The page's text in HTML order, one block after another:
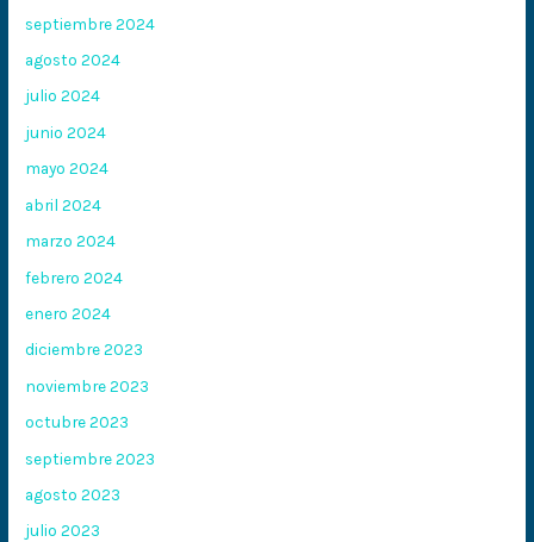
septiembre 2024
agosto 2024
julio 2024
junio 2024
mayo 2024
abril 2024
marzo 2024
febrero 2024
enero 2024
diciembre 2023
noviembre 2023
octubre 2023
septiembre 2023
agosto 2023
julio 2023